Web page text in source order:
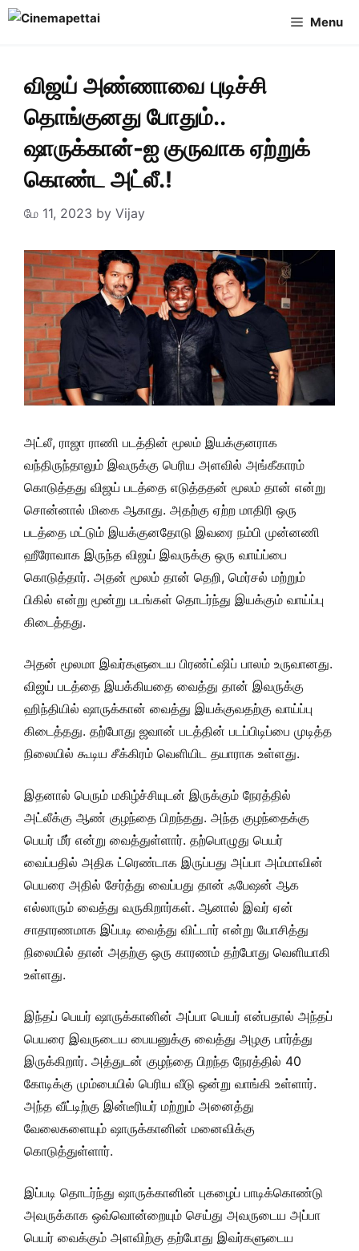
Skip
Menu
விஜய் அண்ணாவை புடிச்சி
தொங்குனது போதும்..
ஷாருக்கான்-ஐ குருவாக ஏற்றுக்
கொண்ட அட்லீ.!
மே 11, 2023 by Vijay
அட்லீ, ராஜா ராணி படத்தின் மூலம் இயக்குனராக
வந்திருந்தாலும் இவருக்கு பெரிய அளவில் அங்கீகாரம்
கொடுத்தது விஜய் படத்தை எடுத்ததன் மூலம் தான் என்று
சொன்னால் மிகை ஆகாது. அதற்கு ஏற்ற மாதிரி ஒரு
படத்தை மட்டும் இயக்குனதோடு இவரை நம்பி முன்னணி
ஹீரோவாக இருந்த விஜய் இவருக்கு ஒரு வாய்ப்பை
கொடுத்தார். அதன் மூலம் தான் தெறி, மெர்சல் மற்றும்
பிகில் என்று மூன்று படங்கள் தொடர்ந்து இயக்கும் வாய்ப்பு
கிடைத்தது.
அதன் மூலமா இவர்களுடைய பிரண்ட்ஷிப் பாலம் உருவானது.
விஜய் படத்தை இயக்கியதை வைத்து தான் இவருக்கு
ஹிந்தியில் ஷாருக்கான் வைத்து இயக்குவதற்கு வாய்ப்பு
கிடைத்தது. தற்போது ஜவான் படத்தின் படப்பிடிப்பை முடித்த
நிலையில் கூடிய சீக்கிரம் வெளியிட தயாராக உள்ளது.
இதனால் பெரும் மகிழ்ச்சியுடன் இருக்கும் நேரத்தில்
அட்லீக்கு ஆண் குழந்தை பிறந்தது. அந்த குழந்தைக்கு
பெயர் மீர் என்று வைத்துள்ளார். தற்பொழுது பெயர்
வைப்பதில் அதிக ட்ரெண்டாக இருப்பது அப்பா அம்மாவின்
பெயரை அதில் சேர்த்து வைப்பது தான் ஃபேஷன் ஆக
எல்லாரும் வைத்து வருகிறார்கள். ஆனால் இவர் ஏன்
சாதாரணமாக இப்படி வைத்து விட்டார் என்று யோசித்து
நிலையில் தான் அதற்கு ஒரு காரணம் தற்போது வெளியாகி
உள்ளது.
இந்தப் பெயர் ஷாருக்கானின் அப்பா பெயர் என்பதால் அந்தப்
பெயரை இவருடைய பையனுக்கு வைத்து அழகு பார்த்து
இருக்கிறார். அத்துடன் குழந்தை பிறந்த நேரத்தில் 40
கோடிக்கு மும்பையில் பெரிய வீடு ஒன்று வாங்கி உள்ளார்.
அந்த வீட்டிற்கு இன்டீரியர் மற்றும் அனைத்து
வேலைகளையும் ஷாருக்கானின் மனைவிக்கு
கொடுத்துள்ளார்.
இப்படி தொடர்ந்து ஷாருக்கானின் புகழைப் பாடிக்கொண்டு
அவருக்காக ஒவ்வொன்றையும் செய்து அவருடைய அப்பா
பெயர் வைக்கும் அளவிற்கு தற்போது இவர்களுடைய